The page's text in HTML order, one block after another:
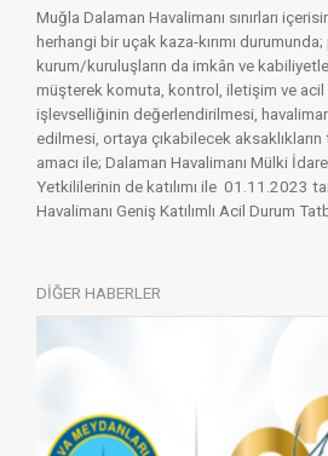
Muğla Dalaman Havalimanı sınırları
herhangi bir uçak kaza-kırımı
kurum/kuruluşların da imkân ve
müşterek komuta, kontrol, iletişim ve acil
işlevselliğinin değerlendirilmesi,
edilmesi, ortaya çıkabilecek
amacı ile; Dalaman Havalimanı Mülki
Yetkililerinin de katılımı ile 01.11.2023
Havalimanı Geniş Katılımlı Acil Durum
DİĞER HABERLER